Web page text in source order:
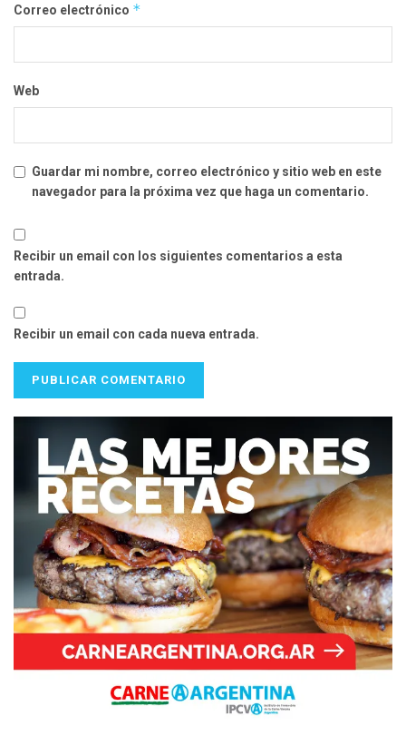
Correo electrónico *
Web
Guardar mi nombre, correo electrónico y sitio web en este
navegador para la próxima vez que haga un comentario.
Recibir un email con los siguientes comentarios a esta
entrada.
Recibir un email con cada nueva entrada.